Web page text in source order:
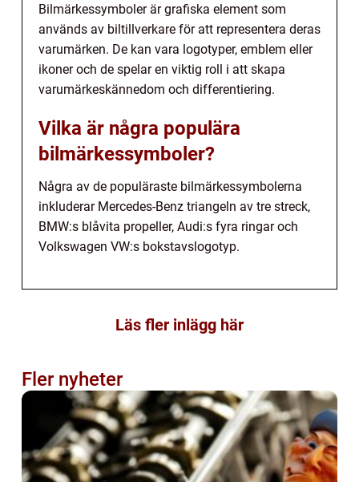
Bilmärkessymboler är grafiska element som
används av biltillverkare för att representera deras
varumärken. De kan vara logotyper, emblem eller
ikoner och de spelar en viktig roll i att skapa
varumärkeskännedom och differentiering.
Vilka är några populära
bilmärkessymboler?
Några av de populäraste bilmärkessymbolerna
inkluderar Mercedes-Benz triangeln av tre streck,
BMW:s blåvita propeller, Audi:s fyra ringar och
Volkswagen VW:s bokstavslogotyp.
Läs fler inlägg här
Fler nyheter